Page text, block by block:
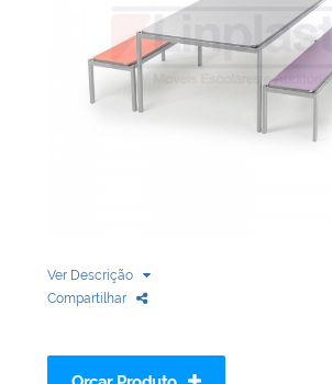
Ver Descrição
Compartilhar
Linha Wood Prime
Cadeira especial